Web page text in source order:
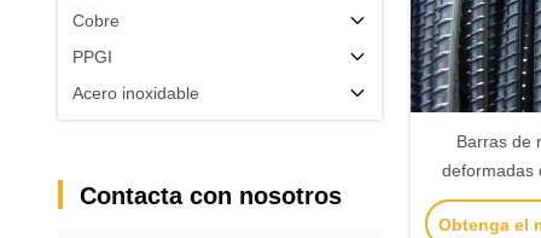
Cobre
PPGI
Acero inoxidable
Contacta con nosotros
Barras de
deformadas
Barra de
para
Obtenga el